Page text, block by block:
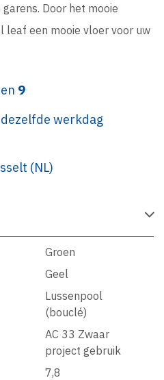
Door het mooie
een mooie vloer voor uw
9
werkdag
(NL)
Groen
Geel
Lussenpool
(bouclé)
AC 33 Zwaar
project gebruik
7,8